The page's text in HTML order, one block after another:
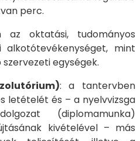
perc.
az oktatási, tudományos
mint
egységek.
: a tantervben
letételét és – a nyelvvizsga
(diplomamunka)
kivételével – más